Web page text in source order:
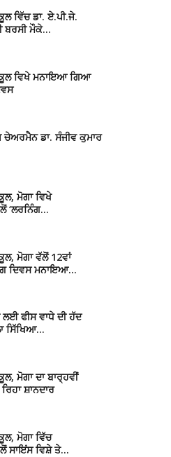
ਵਿੱਚ ਡਾ. ਏ.ਪੀ.ਜੇ.
ਬਰਸੀ ਮੌਕੇ…
ਵਿਖੇ ਮਨਾਇਆ ਗਿਆ
ਚੇਅਰਮੈਨ ਡਾ. ਸੰਜੀਵ ਕੁਮਾਰ
ਮੋਗਾ ਵਿਖੇ
‘ਲਰਨਿੰਗ…
ਮੋਗਾ ਵੱਲੋਂ 12ਵਾਂ
ਦਿਵਸ ਮਨਾਇਆ…
ਫੀਸ ਵਾਧੇ ਦੀ ਹੱਦ
ਸਿੱਖਿਆ…
ਮੋਗਾ ਦਾ ਬਾਰ੍ਹਵੀਂ
ਸ਼ਾਨਦਾਰ
ਮੋਗਾ ਵਿੱਚ
ਸਾਇਂਸ ਵਿਸ਼ੇ ਤੇ…